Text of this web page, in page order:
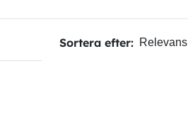
Sortera efter: Relevans